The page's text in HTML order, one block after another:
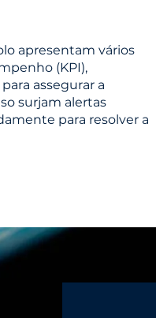
apresentam vários
(KPI),
assegurar a
surjam alertas
para resolver a